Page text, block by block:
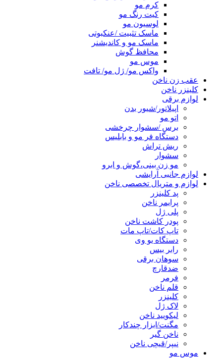
کرم مو
کیت رنگ مو
لوسیون مو
ماسک تثبیت /عنکبوتی
ماسک مو و کاندیشنر
محافظ گوش
موس مو
واکس مو/ ژل مو/ تافت
عقب زن ناخن
کلینزر ناخن
لوازم برقی
اپیلاتور/شیور بدن
اتو مو
برس /سشوار چرخشی
دستگاه فر مو و بابلیس
ریش تراش
سشوار
مو زن بینی،گوش و ابرو
لوازم جانبی آرایشی
لوازم و متریال تخصصی ناخن
پد کلینزر
پرایمر ناخن
پلی ژل
پودر کاشت ناخن
تاپ کات/تاپ مات
دستگاه یو وی
رابر بیس
سوهان برقی
ضدقارچ
فرمر
قلم ناخن
کلینزر
لاک ژل
لیکوييد ناخن
مگنت/ابزار چندکار
ناخن گیر
نیپر/قیچی ناخن
موس مو